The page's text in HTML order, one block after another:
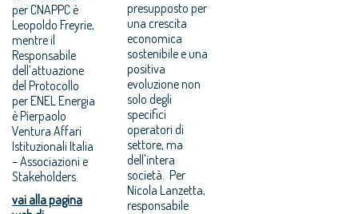
per CNAPPC è
Leopoldo Freyrie,
mentre il
Responsabile
dell’attuazione
del Protocollo
per ENEL Energia
è Pierpaolo
Ventura Affari
Istituzionali Italia
– Associazioni e
Stakeholders.
vai alla pagina
presupposto per
una crescita
economica
sostenibile e una
positiva
evoluzione non
solo degli
specifici
operatori di
settore, ma
dell'intera
società. Per
Nicola Lanzetta,
responsabile